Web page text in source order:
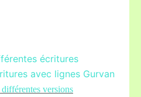
écritures
avec lignes Gurvan
versions